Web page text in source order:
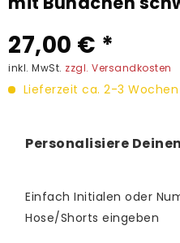
27,00 € *
inkl. MwSt. zzgl. Versandkosten
Lieferzeit ca. 2-3 Wochen
Personalisiere
Einfach Initialen oder
Hose/Shorts eingeben